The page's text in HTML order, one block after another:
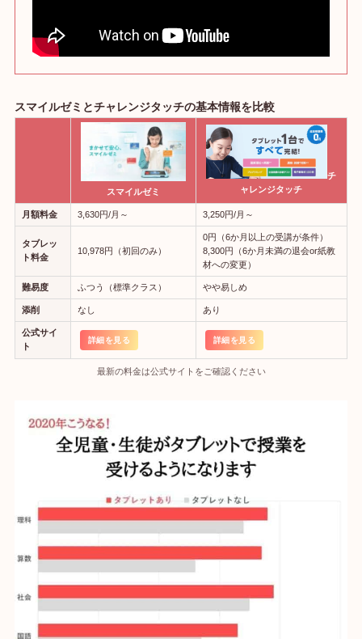
スマイルゼミとチャレンジタッチの基本情報を比較
スマイルゼミ
チ
ャレンジタッチ
月額料金 3,630円/月～ 3,250円/月～
タブレッ
ト料金
10,978円（初回のみ）
0円（6か月以上の受講が条件）
8,300円（6か月未満の退会or紙教
材への変更）
難易度 ふつう（標準クラス） やや易しめ
添削 なし あり
公式サイ
ト
詳細を見る 詳細を見る
最新の料金は公式サイトをご確認ください